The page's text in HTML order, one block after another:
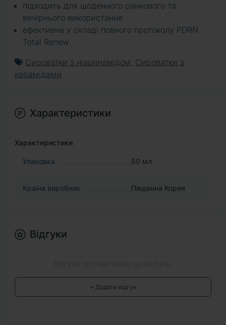
підходить для щоденного ранкового та
вечірнього використання
ефективна у складі повного протоколу PDRN
Total Renew
Сироватки з ніацинамідом , Сироватки з
керамідами
Характеристики
Характеристики
Упаковка 50 мл
Країна виробник Південна Корея
Відгуки
+ Додати відгук